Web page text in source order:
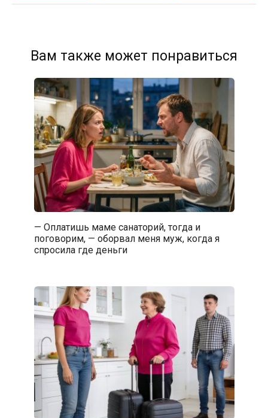
Вам также может понравиться
— Оплатишь маме санаторий, тогда и
поговорим, — оборвал меня муж, когда я
спросила где деньги